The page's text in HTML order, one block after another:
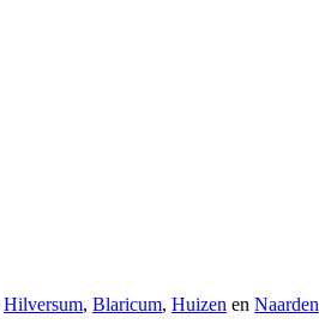
Hilversum, Blaricum, Huizen en Naarden